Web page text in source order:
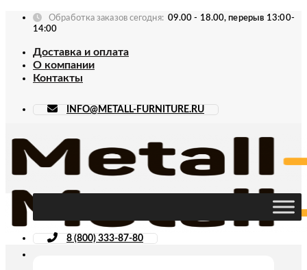
Skip
Обработка заказов сегодня: 09.00 - 18.00, перерыв 13:00-
14:00
Доставка и оплата
О компании
Контакты
INFO@METALL-FURNITURE.RU
8 (800) 333-87-80